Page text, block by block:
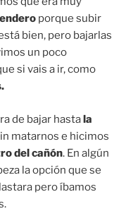
porque subir
bien, pero bajarlas
un poco
si vais a ir, como
de bajar hastala
matarnos e hicimos
del cañón. En algún
la opción que se
pero íbamos